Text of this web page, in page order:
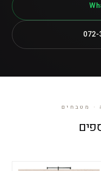
072-
· מטבחים